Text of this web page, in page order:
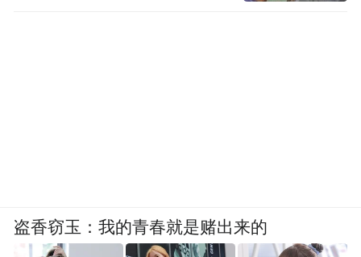
盗香窃玉：我的青春就是赌出来的